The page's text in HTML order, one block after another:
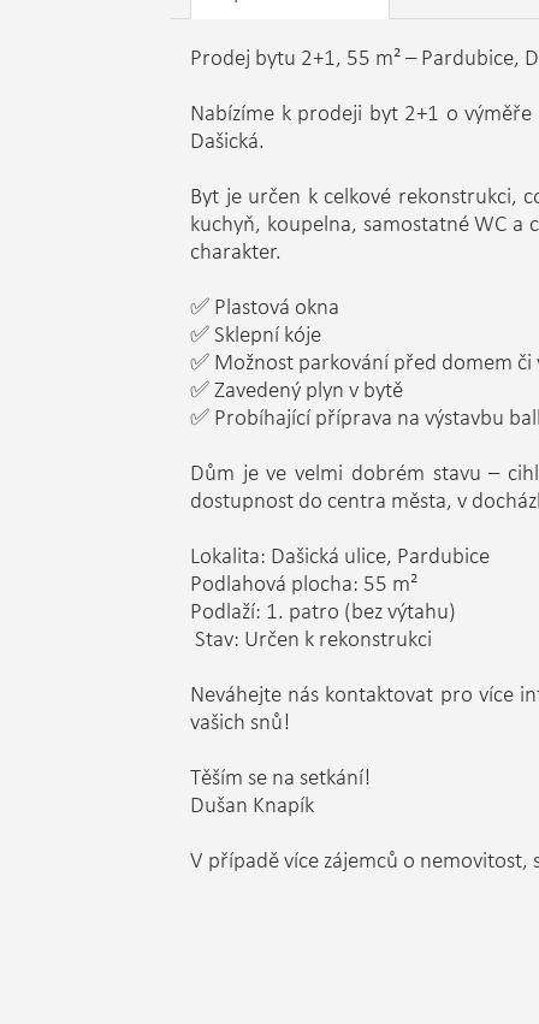
Prodej bytu 2+1, 55 m² – Pardubice,
Nabízíme k prodeji byt 2+1 o
Dašická.
Byt je určen k celkové rekonstrukci,
kuchyň, koupelna, samostatné WC
charakter.
✅ Plastová okna
✅ Sklepní kóje
✅ Možnost parkování před domem či
✅ Zavedený plyn v bytě
✅ Probíhající příprava na výstavbu
Dům je ve velmi dobrém stavu –
dostupnost do centra města, v
Lokalita: Dašická ulice, Pardubice
Podlahová plocha: 55 m²
Podlaží: 1. patro (bez výtahu)
️ Stav: Určen k rekonstrukci
Neváhejte nás kontaktovat pro více
vašich snů!
Těším se na setkání!
Dušan Knapík
V případě více zájemců o